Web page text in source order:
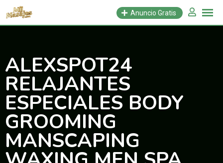
Saltar
Anuncio Gratis
ALEXSPOT24
RELAJANTES
ESPECIALES BODY
GROOMING
MANSCAPING